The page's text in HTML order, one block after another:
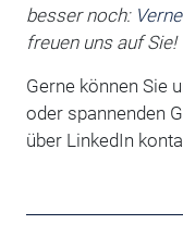
besser noch:
freuen uns auf Sie!
Gerne können Sie
oder spannenden
über LinkedIn